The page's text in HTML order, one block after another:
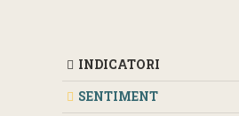
INDICATORI
SENTIMENT